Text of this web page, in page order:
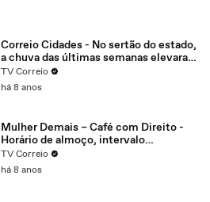
Correio Cidades - No sertão do estado,
a chuva das últimas semanas elevaram
o nível dos reservatórios na região de
Patos.
TV Correio
há 8 anos
Mulher Demais – Café com Direito -
Horário de almoço, intervalo
interjornada tudo isso é direito do
trabalhador, mas com algumas regras
TV Correio
há 8 anos